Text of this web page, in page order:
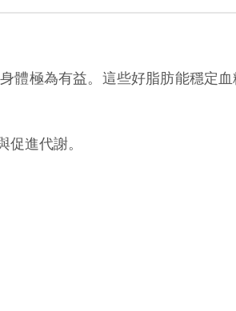
體極為有益。這些好脂肪能穩定
進代謝。